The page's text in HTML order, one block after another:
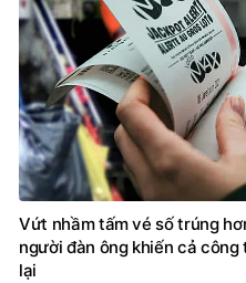
Vứt nhầm tấm vé số trúng
người đàn ông khiến cả
lại